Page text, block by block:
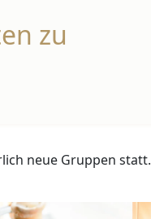
zu
neue Gruppen statt.